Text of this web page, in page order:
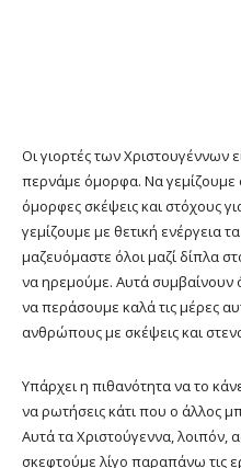
Οι γιορτές των Χριστουγέννων
περνάμε όμορφα. Να γεμίζουμε
όμορφες σκέψεις και στόχους
γεμίζουμε με θετική
μαζευόμαστε όλοι μαζί δίπλα
να ηρεμούμε. Αυτά συμβαίνουν
να περάσουμε καλά τις μέρες
ανθρώπους με σκέψεις και
Υπάρχει η πιθανότητα να το
να ρωτήσεις κάτι που ο άλλος
Αυτά τα Χριστούγεννα, λοιπόν,
σκεφτούμε λίγο παραπάνω τις